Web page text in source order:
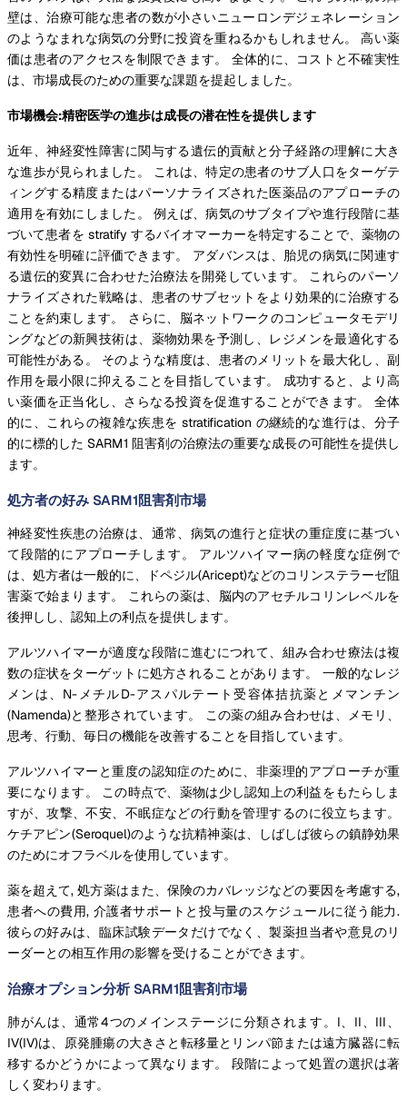
壁は、治療可能な患者の数が小さいニューロンデジェネレーション
のようなまれな病気の分野に投資を重ねるかもしれません。 高い薬
価は患者のアクセスを制限できます。 全体的に、コストと不確実性
は、市場成長のための重要な課題を提起しました。
市場機会:精密医学の進歩は成長の潜在性を提供します
近年、神経変性障害に関与する遺伝的貢献と分子経路の理解に大き
な進歩が見られました。 これは、特定の患者のサブ人口をターゲテ
ィングする精度またはパーソナライズされた医薬品のアプローチの
適用を有効にしました。 例えば、病気のサブタイプや進行段階に基
づいて患者を stratify するバイオマーカーを特定することで、薬物の
有効性を明確に評価できます。 アダバンスは、胎児の病気に関連す
る遺伝的変異に合わせた治療法を開発しています。 これらのパーソ
ナライズされた戦略は、患者のサブセットをより効果的に治療する
ことを約束します。 さらに、脳ネットワークのコンピュータモデリ
ングなどの新興技術は、薬物効果を予測し、レジメンを最適化する
可能性がある。 そのような精度は、患者のメリットを最大化し、副
作用を最小限に抑えることを目指しています。 成功すると、より高
い薬価を正当化し、さらなる投資を促進することができます。 全体
的に、これらの複雑な疾患を stratification の継続的な進行は、分子
的に標的した SARM1 阻害剤の治療法の重要な成長の可能性を提供し
ます。
処方者の好み SARM1阻害剤市場
神経変性疾患の治療は、通常、病気の進行と症状の重症度に基づい
て段階的にアプローチします。 アルツハイマー病の軽度な症例で
は、処方者は一般的に、ドペジル(Aricept)などのコリンステラーゼ阻
害薬で始まります。 これらの薬は、脳内のアセチルコリンレベルを
後押しし、認知上の利点を提供します。
アルツハイマーが適度な段階に進むにつれて、組み合わせ療法は複
数の症状をターゲットに処方されることがあります。 一般的なレジ
メンは、N-メチルD-アスパルテート受容体拮抗薬とメマンチン
(Namenda)と整形されています。 この薬の組み合わせは、メモリ、
思考、行動、毎日の機能を改善することを目指しています。
アルツハイマーと重度の認知症のために、非薬理的アプローチが重
要になります。 この時点で、薬物は少し認知上の利益をもたらしま
すが、攻撃、不安、不眠症などの行動を管理するのに役立ちます。
ケチアピン(Seroquel)のような抗精神薬は、しばしば彼らの鎮静効果
のためにオフラベルを使用しています。
薬を超えて, 処方薬はまた、保険のカバレッジなどの要因を考慮する,
患者への費用, 介護者サポートと投与量のスケジュールに従う能力.
彼らの好みは、臨床試験データだけでなく、製薬担当者や意見のリ
ーダーとの相互作用の影響を受けることができます。
治療オプション分析 SARM1阻害剤市場
肺がんは、通常4つのメインステージに分類されます。I、II、III、
IV(IV)は、原発腫瘍の大きさと転移量とリンパ節または遠方臓器に転
移するかどうかによって異なります。 段階によって処置の選択は著
しく変わります。